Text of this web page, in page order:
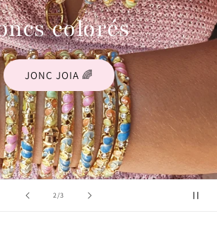
3/de
3
charmez !
de 600 charms au choix
Je compose